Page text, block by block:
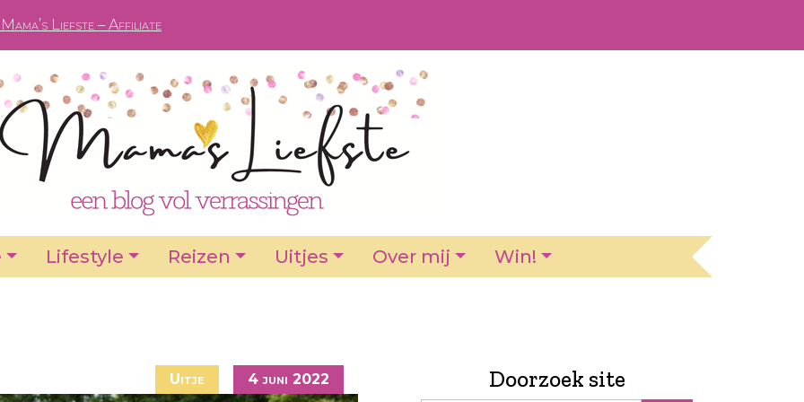
Liefste – Affiliate
Lifestyle Reizen Uitjes Over mij Win!
Uitje 4 juni 2022 Doorzoek site